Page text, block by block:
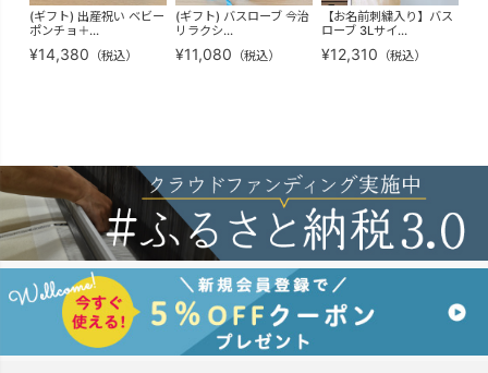
(ギフト) 出産祝い ベビー
ポンチョ＋...
¥14,380 （税込）
(ギフト) バスローブ 今治
リラクシ...
¥11,080 （税込）
【お名前刺繍入り】バス
ローブ 3Lサイ...
¥12,310 （税込）